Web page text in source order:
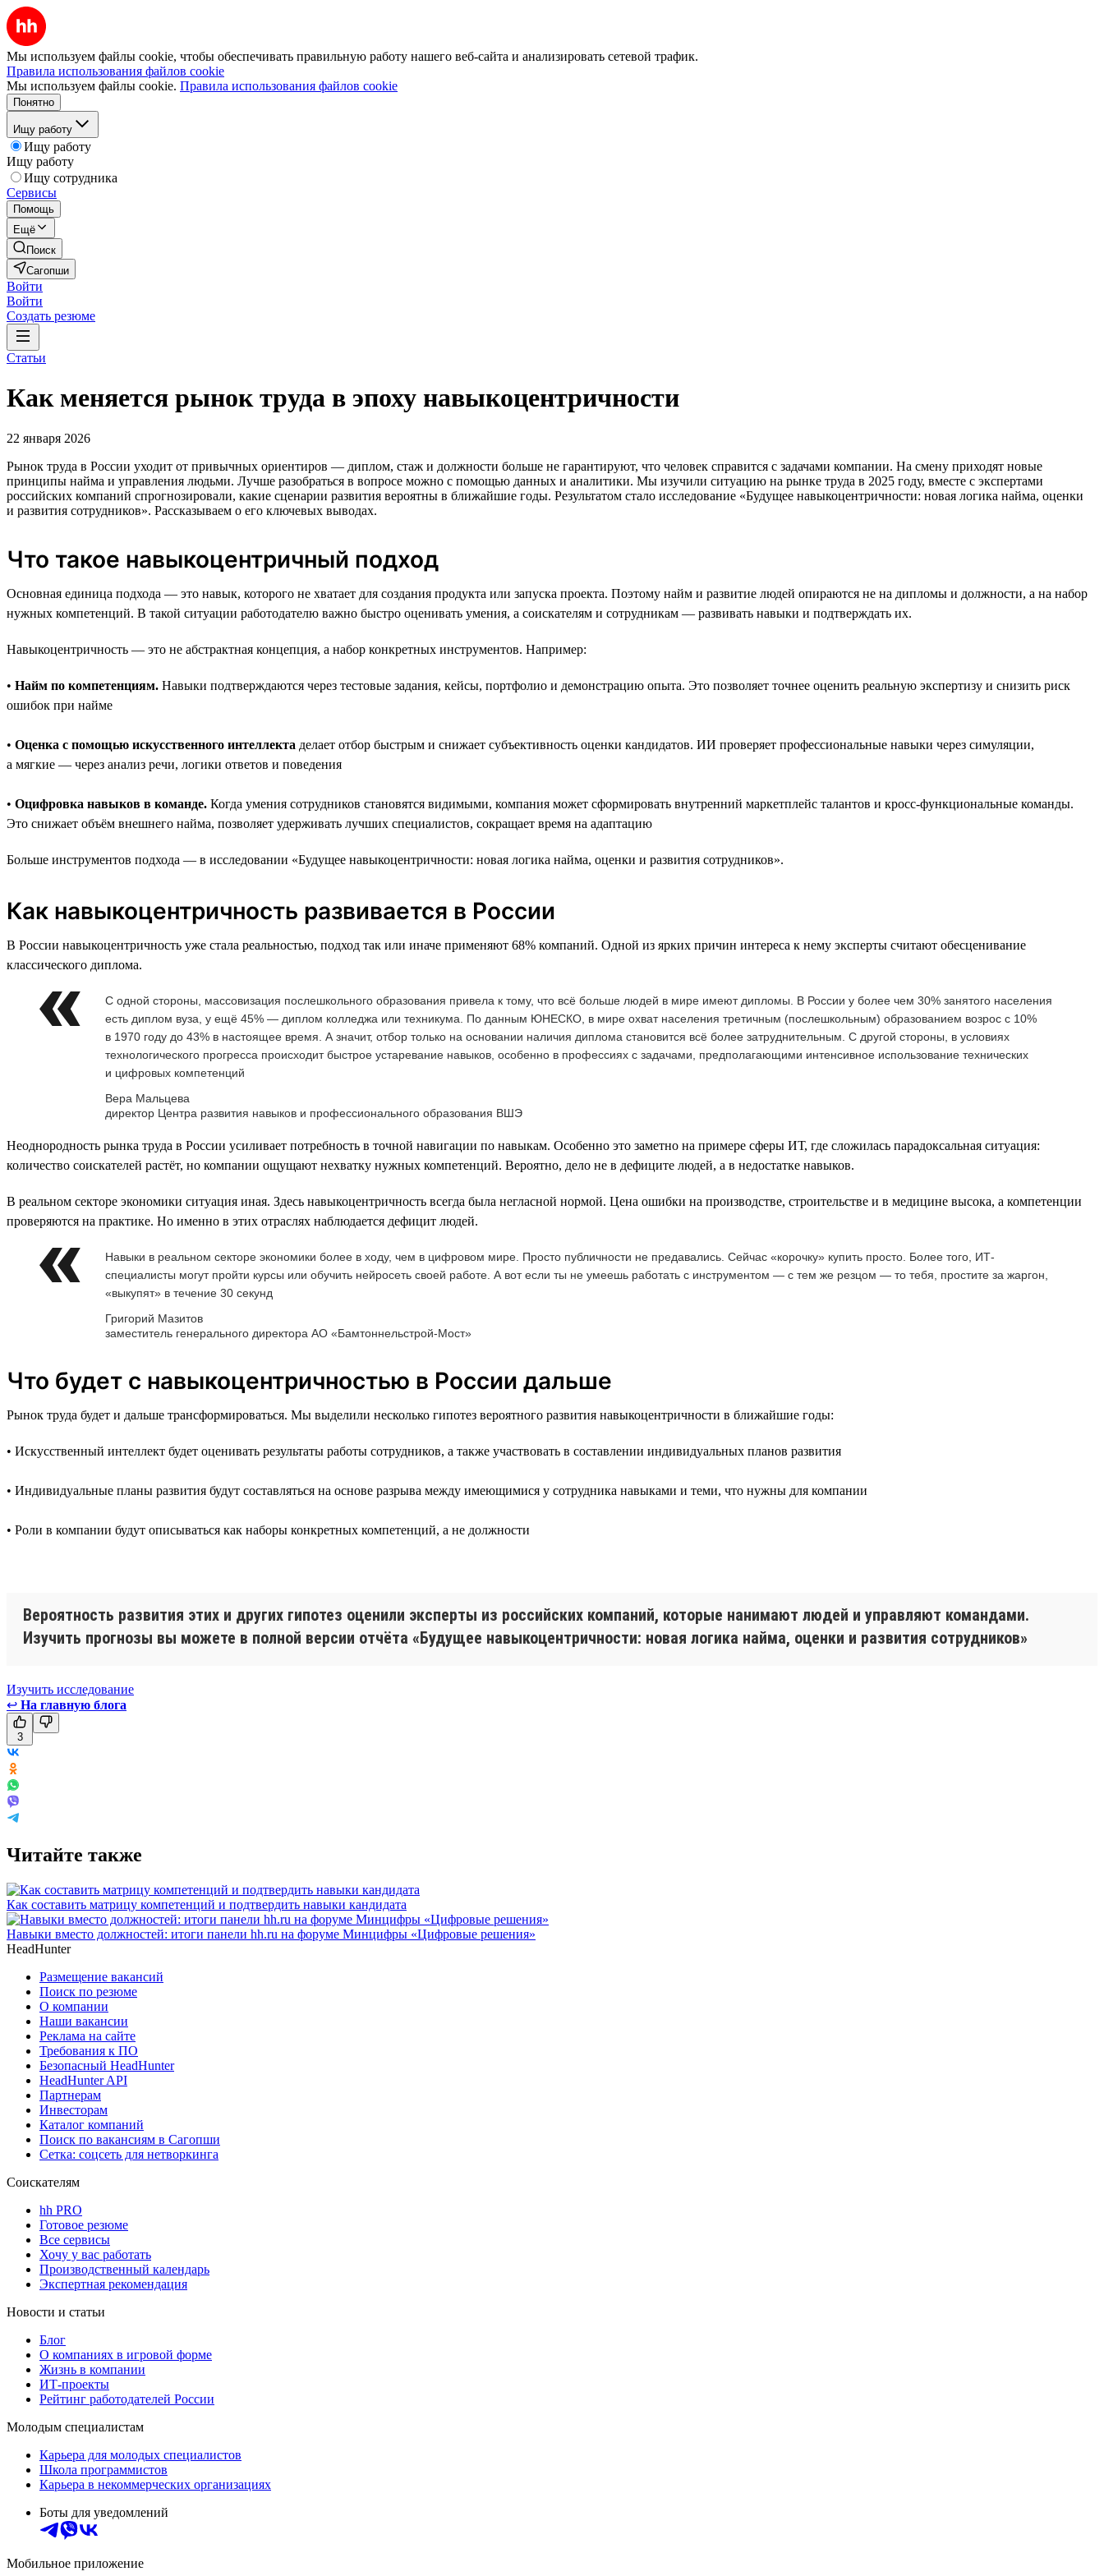
Мы используем файлы cookie, чтобы обеспечивать правильную работу нашего веб-сайта и анализировать сетевой трафик.
Правила использования файлов cookie
Мы используем файлы cookie. Правила использования файлов cookie
Понятно
Ищу работу
Ищу работу
Ищу работу
Ищу сотрудника
Сервисы
Помощь
Ещё
Поиск
Сагопши
Войти
Войти
Создать резюме
Статьи
Как меняется рынок труда в эпоху навыкоцентричности
22 января 2026
Рынок труда в России уходит от привычных ориентиров — диплом, стаж и должности больше не гарантируют, что человек справится с задачами компании. На смену приходят новые
принципы найма и управления людьми. Лучше разобраться в вопросе можно с помощью данных и аналитики. Мы изучили ситуацию на рынке труда в 2025 году, вместе с экспертами
российских компаний спрогнозировали, какие сценарии развития вероятны в ближайшие годы. Результатом стало исследование «Будущее навыкоцентричности: новая логика найма, оценки
и развития сотрудников». Рассказываем о его ключевых выводах.
Что такое навыкоцентричный подход
Основная единица подхода — это навык, которого не хватает для создания продукта или запуска проекта. Поэтому найм и развитие людей опираются не на дипломы и должности, а на набор
нужных компетенций. В такой ситуации работодателю важно быстро оценивать умения, а соискателям и сотрудникам — развивать навыки и подтверждать их.
Навыкоцентричность — это не абстрактная концепция, а набор конкретных инструментов. Например:
• Найм по компетенциям. Навыки подтверждаются через тестовые задания, кейсы, портфолио и демонстрацию опыта. Это позволяет точнее оценить реальную экспертизу и снизить риск
ошибок при найме
• Оценка с помощью искусственного интеллекта делает отбор быстрым и снижает субъективность оценки кандидатов. ИИ проверяет профессиональные навыки через симуляции,
а мягкие — через анализ речи, логики ответов и поведения
• Оцифровка навыков в команде. Когда умения сотрудников становятся видимыми, компания может сформировать внутренний маркетплейс талантов и кросс-функциональные команды.
Это снижает объём внешнего найма, позволяет удерживать лучших специалистов, сокращает время на адаптацию
Больше инструментов подхода — в исследовании «Будущее навыкоцентричности: новая логика найма, оценки и развития сотрудников».
Как навыкоцентричность развивается в России
В России навыкоцентричность уже стала реальностью, подход так или иначе применяют 68% компаний. Одной из ярких причин интереса к нему эксперты считают обесценивание
классического диплома.
С одной стороны, массовизация послешкольного образования привела к тому, что всё больше людей в мире имеют дипломы. В России у более чем 30% занятого населения
есть диплом вуза, у ещё 45% — диплом колледжа или техникума. По данным ЮНЕСКО, в мире охват населения третичным (послешкольным) образованием возрос с 10%
в 1970 году до 43% в настоящее время. А значит, отбор только на основании наличия диплома становится всё более затруднительным. С другой стороны, в условиях
технологического прогресса происходит быстрое устаревание навыков, особенно в профессиях с задачами, предполагающими интенсивное использование технических
и цифровых компетенций
Вера Мальцева
директор Центра развития навыков и профессионального образования ВШЭ
Неоднородность рынка труда в России усиливает потребность в точной навигации по навыкам. Особенно это заметно на примере сферы ИТ, где сложилась парадоксальная ситуация:
количество соискателей растёт, но компании ощущают нехватку нужных компетенций. Вероятно, дело не в дефиците людей, а в недостатке навыков.
В реальном секторе экономики ситуация иная. Здесь навыкоцентричность всегда была негласной нормой. Цена ошибки на производстве, строительстве и в медицине высока, а компетенции
проверяются на практике. Но именно в этих отраслях наблюдается дефицит людей.
Навыки в реальном секторе экономики более в ходу, чем в цифровом мире. Просто публичности не предавались. Сейчас «корочку» купить просто. Более того, ИТ-
специалисты могут пройти курсы или обучить нейросеть своей работе. А вот если ты не умеешь работать с инструментом — с тем же резцом — то тебя, простите за жаргон,
«выкупят» в течение 30 секунд
Григорий Мазитов
заместитель генерального директора АО «Бамтоннельстрой-Мост»
Что будет с навыкоцентричностью в России дальше
Рынок труда будет и дальше трансформироваться. Мы выделили несколько гипотез вероятного развития навыкоцентричности в ближайшие годы:
• Искусственный интеллект будет оценивать результаты работы сотрудников, а также участвовать в составлении индивидуальных планов развития
• Индивидуальные планы развития будут составляться на основе разрыва между имеющимися у сотрудника навыками и теми, что нужны для компании
• Роли в компании будут описываться как наборы конкретных компетенций, а не должности
Вероятность развития этих и других гипотез оценили эксперты из российских компаний, которые нанимают людей и управляют командами.
Изучить прогнозы вы можете в полной версии отчёта «Будущее навыкоцентричности: новая логика найма, оценки и развития сотрудников»
Изучить исследование
↩ На главную блога
3
Читайте также
Как составить матрицу компетенций и подтвердить навыки кандидата
Навыки вместо должностей: итоги панели hh.ru на форуме Минцифры «Цифровые решения»
HeadHunter
Размещение вакансий
Поиск по резюме
О компании
Наши вакансии
Реклама на сайте
Требования к ПО
Безопасный HeadHunter
HeadHunter API
Партнерам
Инвесторам
Каталог компаний
Поиск по вакансиям в Сагопши
Сетка: соцсеть для нетворкинга
Соискателям
hh PRO
Готовое резюме
Все сервисы
Хочу у вас работать
Производственный календарь
Экспертная рекомендация
Новости и статьи
Блог
О компаниях в игровой форме
Жизнь в компании
ИТ-проекты
Рейтинг работодателей России
Молодым специалистам
Карьера для молодых специалистов
Школа программистов
Карьера в некоммерческих организациях
Боты для уведомлений
Мобильное приложение